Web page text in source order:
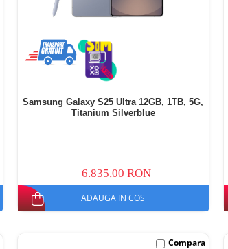
Samsung Galaxy S25 Ultra 12GB, 1TB, 5G,
Titanium Silverblue
6.835,00 RON
ADAUGA IN COS
Compara